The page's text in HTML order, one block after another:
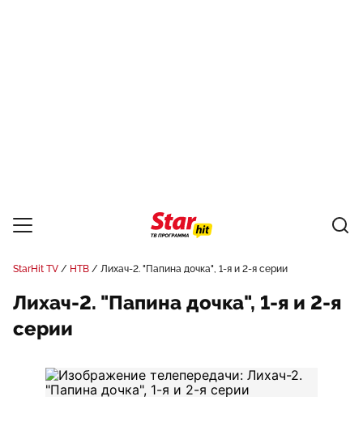
StarHit TV НТВ Лихач-2. "Папина дочка", 1-я и 2-я серии
Лихач-2. "Папина дочка", 1-я и 2-я
серии